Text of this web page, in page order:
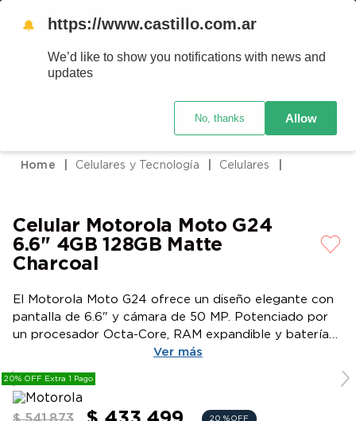
Buscar
Crédito Castillo
Celulares y Tecnología Celulares
Celular Motorola Moto G24
6.6" 4GB 128GB Matte
Charcoal
El Motorola Moto G24 ofrece un diseño elegante con
pantalla de 6.6" y cámara de 50 MP. Potenciado por
un procesador Octa-Core, RAM expandible y batería
de 5000 mAh, es ideal para quienes buscan
rendimiento, fotos increíbles y autonomía en un solo
equipo.
Ver más
20% OFF Extra 1 Pago
20 % OFF
2.
heladera
4.
lavarropas
5.
cocina
7.
moto
8.
aire acondicionado
10. sommier
🔔 https://www.castillo.com.ar
We’d like to show you notifications with news and
updates
No, thanks Allow